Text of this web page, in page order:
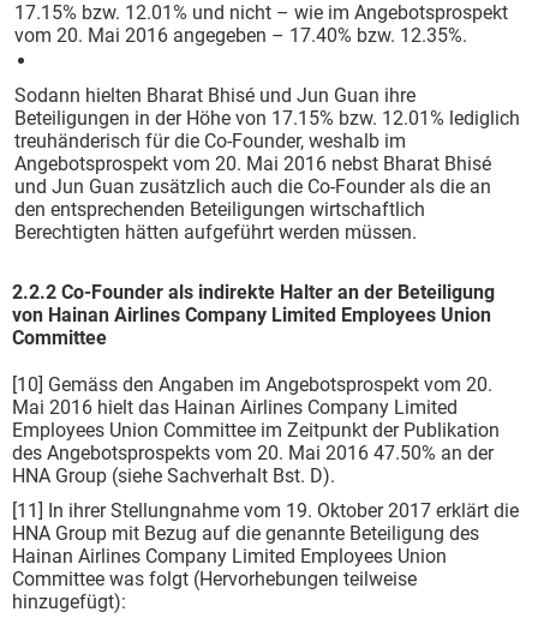
17.15% bzw. 12.01% und nicht – wie im Angebotsprospekt
vom 20. Mai 2016 angegeben – 17.40% bzw. 12.35%.
Sodann hielten Bharat Bhisé und Jun Guan ihre
Beteiligungen in der Höhe von 17.15% bzw. 12.01% lediglich
treuhänderisch für die Co-Founder, weshalb im
Angebotsprospekt vom 20. Mai 2016 nebst Bharat Bhisé
und Jun Guan zusätzlich auch die Co-Founder als die an
den entsprechenden Beteiligungen wirtschaftlich
Berechtigten hätten aufgeführt werden müssen.
2.2.2 Co-Founder als indirekte Halter an der Beteiligung
von Hainan Airlines Company Limited Employees Union
Committee
[10] Gemäss den Angaben im Angebotsprospekt vom 20.
Mai 2016 hielt das Hainan Airlines Company Limited
Employees Union Committee im Zeitpunkt der Publikation
des Angebotsprospekts vom 20. Mai 2016 47.50% an der
HNA Group (siehe Sachverhalt Bst. D).
[11] In ihrer Stellungnahme vom 19. Oktober 2017 erklärt die
HNA Group mit Bezug auf die genannte Beteiligung des
Hainan Airlines Company Limited Employees Union
Committee was folgt (Hervorhebungen teilweise
hinzugefügt):